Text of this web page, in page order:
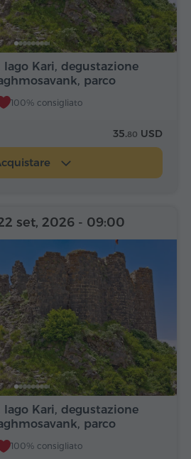
Kari, degustazione
parco
100% consigliato
35.80 USD
Kari, degustazione
parco
100% consigliato
set, 2026 - 09:00